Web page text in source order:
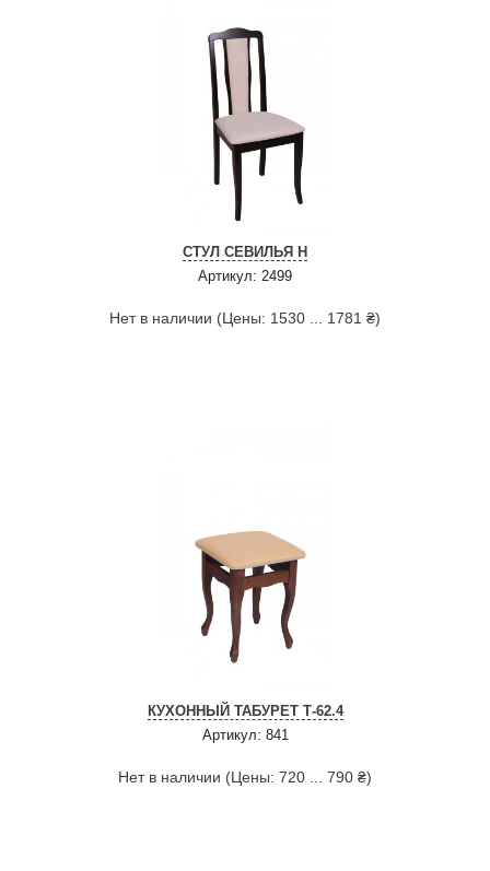
СТУЛ СЕВИЛЬЯ Н
Артикул: 2499
Нет в наличии (Цены: 1530 ... 1781 ₴)
КУХОННЫЙ ТАБУРЕТ Т-62.4
Артикул: 841
Нет в наличии (Цены: 720 ... 790 ₴)